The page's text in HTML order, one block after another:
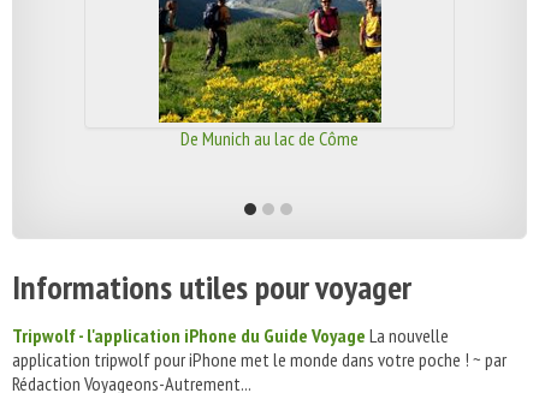
De Munich au lac de Côme
Informations utiles pour voyager
Tripwolf - l'application iPhone du Guide Voyage La nouvelle
application tripwolf pour iPhone met le monde dans votre poche ! ~ par
Rédaction Voyageons-Autrement...